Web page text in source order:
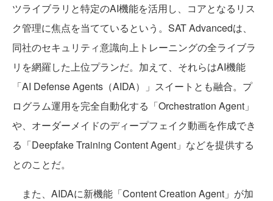
ツライブラリと特定のAI機能を活用し、コアとなるリス
ク管理に焦点を当てているという。SAT Advancedは、
同社のセキュリティ意識向上トレーニングの全ライブラ
リを網羅した上位プランだ。加えて、それらはAI機能
「AI Defense Agents（AIDA）」スイートとも融合。プ
ログラム運用を完全自動化する「Orchestration Agent」
や、オーダーメイドのディープフェイク動画を作成でき
る「Deepfake Training Content Agent」などを提供する
とのことだ。
また、AIDAに新機能「Content Creation Agent」が加